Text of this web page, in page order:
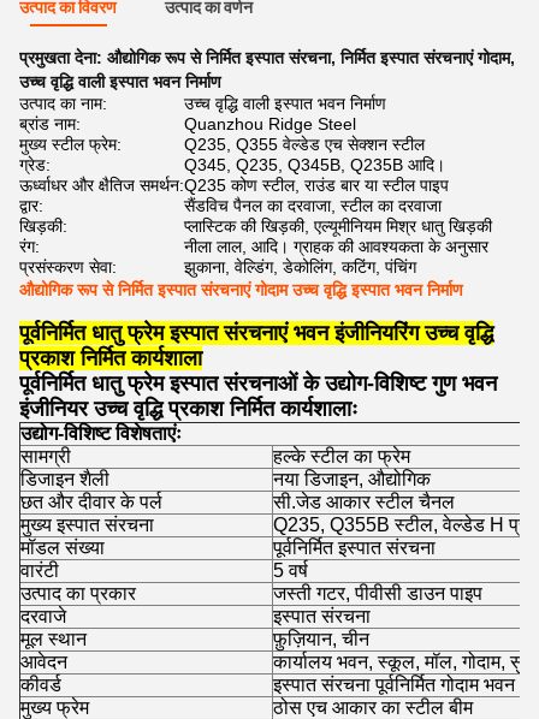
उत्पाद का विवरण उत्पाद का वर्णन
प्रमुखता देना: औद्योगिक रूप से निर्मित इस्पात संरचना,निर्मित इस्पात संरचनाएं गोदाम,
उच्च वृद्धि वाली इस्पात भवन निर्माण
उत्पाद का नाम:
उच्च वृद्धि वाली इस्पात भवन निर्माण
ब्रांड नाम:
Quanzhou Ridge Steel
मुख्य स्टील फ्रेम:
Q235, Q355 वेल्डेड एच सेक्शन स्टील
ग्रेड:
Q345, Q235, Q345B, Q235B आदि।
ऊर्ध्वाधर और क्षैतिज समर्थन:Q235 कोण स्टील, राउंड बार या स्टील पाइप
द्वार:
सैंडविच पैनल का दरवाजा, स्टील का दरवाजा
खिड़की:
प्लास्टिक की खिड़की, एल्यूमीनियम मिश्र धातु खिड़की
रंग:
नीला लाल, आदि। ग्राहक की आवश्यकता के अनुसार
प्रसंस्करण सेवा:
झुकाना, वेल्डिंग, डेकोलिंग, कटिंग, पंचिंग
औद्योगिक रूप से निर्मित इस्पात संरचनाएं गोदाम उच्च वृद्धि इस्पात भवन निर्माण
पूर्वनिर्मित धातु फ्रेम इस्पात संरचनाएं भवन इंजीनियरिंग उच्च वृद्धि
प्रकाश निर्मित कार्यशाला
पूर्वनिर्मित धातु फ्रेम इस्पात संरचनाओं के उद्योग-विशिष्ट गुण भवन
इंजीनियर उच्च वृद्धि प्रकाश निर्मित कार्यशालाः
उद्योग-विशिष्ट विशेषताएंः
सामग्री
हल्के स्टील का फ्रेम
डिजाइन शैली
नया डिजाइन, औद्योगिक
छत और दीवार के पर्ल
सी.जेड आकार स्टील चैनल
मुख्य इस्पात संरचना
Q235, Q355B स्टील, वेल्डेड H
मॉडल संख्या
पूर्वनिर्मित इस्पात संरचना
वारंटी
5 वर्ष
उत्पाद का प्रकार
जस्ती गटर, पीवीसी डाउन पाइप
दरवाजे
इस्पात संरचना
मूल स्थान
फ़ुज़ियान, चीन
आवेदन
कार्यालय भवन, स्कूल, मॉल, गोदाम,
कीवर्ड
इस्पात संरचना पूर्वनिर्मित गोदाम भवन
मुख्य फ्रेम
ठोस एच आकार का स्टील बीम